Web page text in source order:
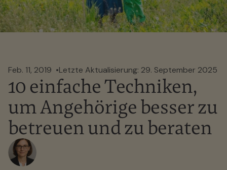
Feb. 11, 2019 Letzte Aktualisierung: 29. September 2025
10 einfache Techniken,
um Angehörige besser zu
betreuen und zu beraten